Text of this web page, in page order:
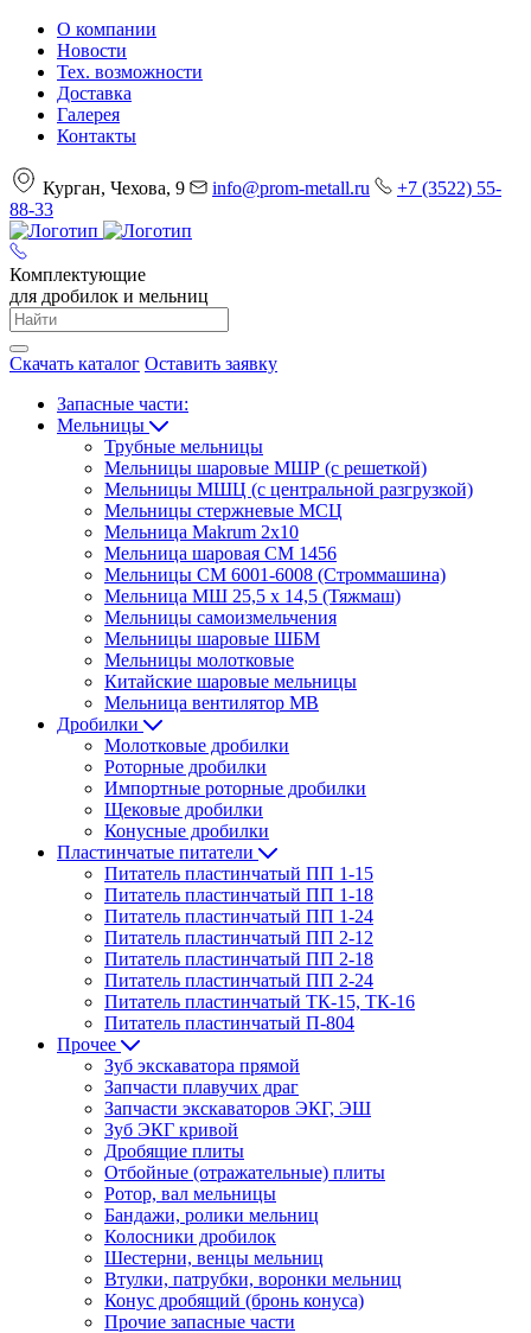
О компании
Новости
Тех. возможности
Доставка
Галерея
Контакты
Курган, Чехова, 9 info@prom-metall.ru
+7 (3522) 55-
88-33
Комплектующие
для дробилок и мельниц
Скачать каталог Оставить заявку
Запасные части:
Мельницы
Трубные мельницы
Мельницы шаровые МШР (с решеткой)
Мельницы МШЦ (с центральной разгрузкой)
Мельницы стержневые МСЦ
Мельница Makrum 2х10
Мельница шаровая СМ 1456
Мельницы СМ 6001-6008 (Строммашина)
Мельница МШ 25,5 х 14,5 (Тяжмаш)
Мельницы самоизмельчения
Мельницы шаровые ШБМ
Мельницы молотковые
Китайские шаровые мельницы
Мельница вентилятор МВ
Дробилки
Молотковые дробилки
Роторные дробилки
Импортные роторные дробилки
Щековые дробилки
Конусные дробилки
Пластинчатые питатели
Питатель пластинчатый ПП 1-15
Питатель пластинчатый ПП 1-18
Питатель пластинчатый ПП 1-24
Питатель пластинчатый ПП 2-12
Питатель пластинчатый ПП 2-18
Питатель пластинчатый ПП 2-24
Питатель пластинчатый ТК-15, ТК-16
Питатель пластинчатый П-804
Прочее
Зуб экскаватора прямой
Запчасти плавучих драг
Запчасти экскаваторов ЭКГ, ЭШ
Зуб ЭКГ кривой
Дробящие плиты
Отбойные (отражательные) плиты
Ротор, вал мельницы
Бандажи, ролики мельниц
Колосники дробилок
Шестерни, венцы мельниц
Втулки, патрубки, воронки мельниц
Конус дробящий (бронь конуса)
Прочие запасные части